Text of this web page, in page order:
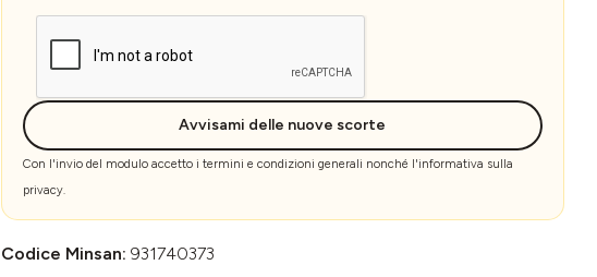
Avvisami delle nuove scorte
Con l'invio del modulo accetto i termini e condizioni generali nonché l'informativa sulla
privacy.
Codice Minsan: 931740373